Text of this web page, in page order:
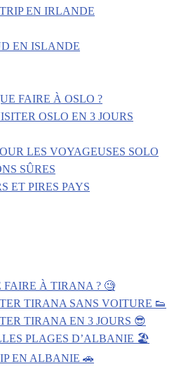
EN IRLANDE
EN ISLANDE
FAIRE À OSLO ?
OSLO EN 3 JOURS
LES VOYAGEUSES SOLO
SÛRES
ET PIRES PAYS
FAIRE À TIRANA ? 🧐
TIRANA SANS VOITURE 👟
TIRANA EN 3 JOURS 😎
PLAGES D’ALBANIE 🏖️
EN ALBANIE 🚗